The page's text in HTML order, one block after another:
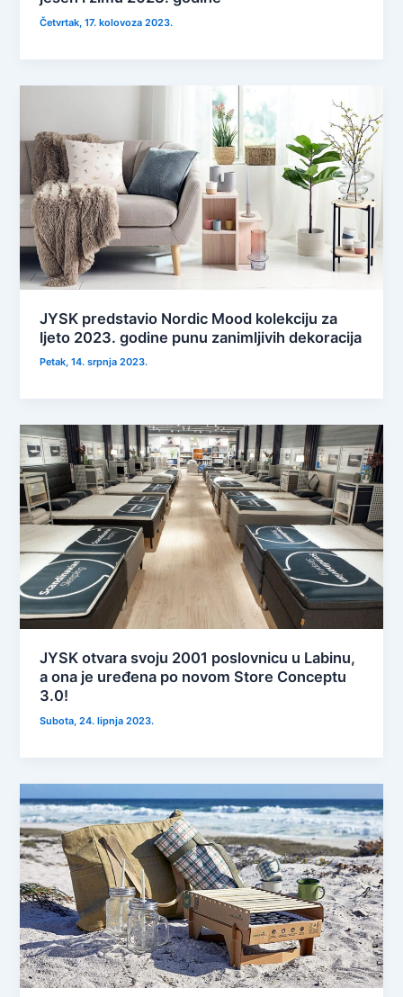
Četvrtak, 17. kolovoza 2023.
JYSK predstavio Nordic Mood kolekciju za
ljeto 2023. godine punu zanimljivih dekoracija
Petak, 14. srpnja 2023.
JYSK otvara svoju 2001 poslovnicu u Labinu,
a ona je uređena po novom Store Conceptu
3.0!
Subota, 24. lipnja 2023.